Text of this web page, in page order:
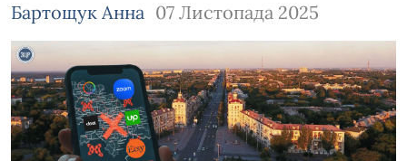
Бартощук Анна 07 Листопада 2025
Зображення завантажується